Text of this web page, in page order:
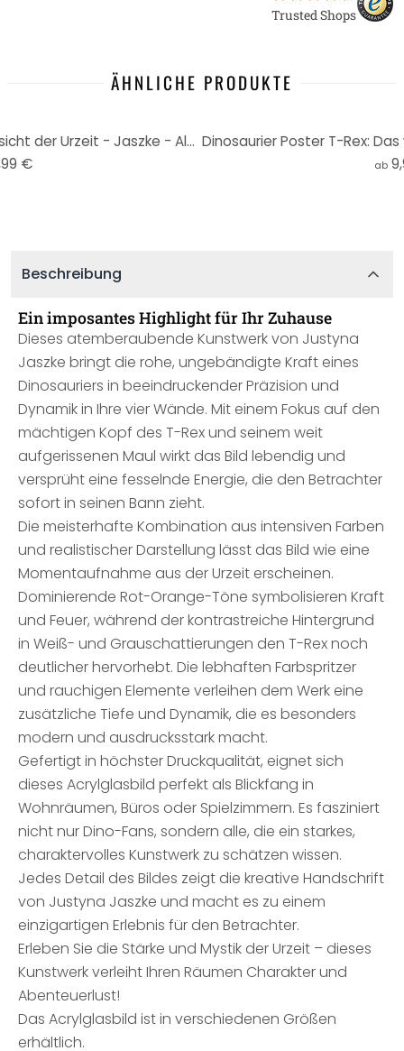
Trusted Shops
ÄHNLICHE PRODUKTE
Wandbild T-Rex: Das wilde Gesicht der Urzeit - Jaszke - Alu-Dibond Rund
€
ab
Beschreibung
Ein imposantes Highlight für Ihr Zuhause
Dieses atemberaubende Kunstwerk von Justyna
Jaszke bringt die rohe, ungebändigte Kraft eines
Dinosauriers in beeindruckender Präzision und
Dynamik in Ihre vier Wände. Mit einem Fokus auf den
mächtigen Kopf des T-Rex und seinem weit
aufgerissenen Maul wirkt das Bild lebendig und
versprüht eine fesselnde Energie, die den Betrachter
sofort in seinen Bann zieht.
Die meisterhafte Kombination aus intensiven Farben
und realistischer Darstellung lässt das Bild wie eine
Momentaufnahme aus der Urzeit erscheinen.
Dominierende Rot-Orange-Töne symbolisieren Kraft
und Feuer, während der kontrastreiche Hintergrund
in Weiß- und Grauschattierungen den T-Rex noch
deutlicher hervorhebt. Die lebhaften Farbspritzer
und rauchigen Elemente verleihen dem Werk eine
zusätzliche Tiefe und Dynamik, die es besonders
modern und ausdrucksstark macht.
Gefertigt in höchster Druckqualität, eignet sich
dieses Acrylglasbild perfekt als Blickfang in
Wohnräumen, Büros oder Spielzimmern. Es fasziniert
nicht nur Dino-Fans, sondern alle, die ein starkes,
charaktervolles Kunstwerk zu schätzen wissen.
Jedes Detail des Bildes zeigt die kreative Handschrift
von Justyna Jaszke und macht es zu einem
einzigartigen Erlebnis für den Betrachter.
Erleben Sie die Stärke und Mystik der Urzeit – dieses
Kunstwerk verleiht Ihren Räumen Charakter und
Abenteuerlust!
Das Acrylglasbild ist in verschiedenen Größen
erhältlich.